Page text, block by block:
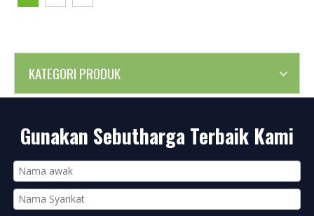
KATEGORI PRODUK
Gunakan Sebutharga Terbaik Kami